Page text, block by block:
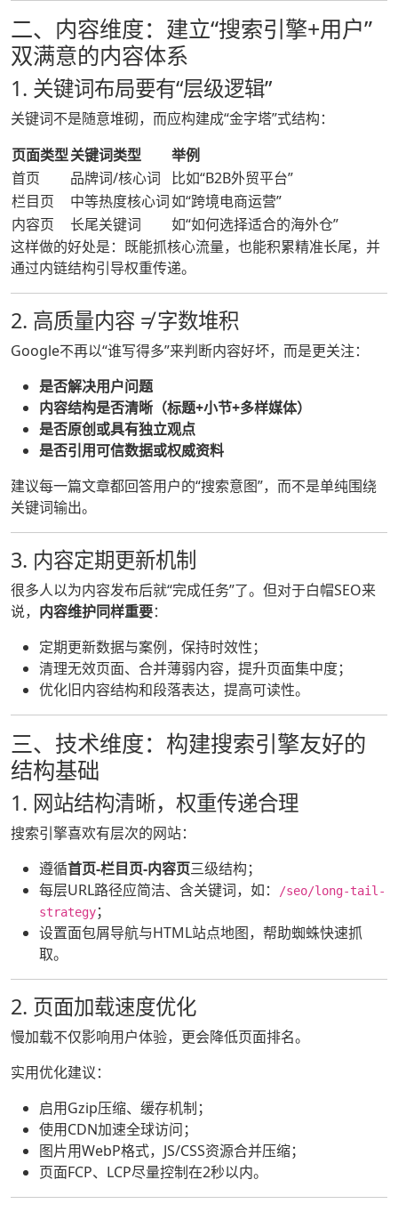
二、内容维度：建立“搜索引擎+用户”
双满意的内容体系
1. 关键词布局要有“层级逻辑”
关键词不是随意堆砌，而应构建成“金字塔”式结构：
页面类型关键词类型
举例
首页
品牌词/核心词
比如“B2B外贸平台”
栏目页
中等热度核心词如“跨境电商运营”
内容页
长尾关键词
如“如何选择适合的海外仓”
这样做的好处是：既能抓核心流量，也能积累精准长尾，并
通过内链结构引导权重传递。
2. 高质量内容 ≠ 字数堆积
Google不再以“谁写得多”来判断内容好坏，而是更关注：
是否解决用户问题
内容结构是否清晰（标题+小节+多样媒体）
是否原创或具有独立观点
是否引用可信数据或权威资料
建议每一篇文章都回答用户的“搜索意图”，而不是单纯围绕
关键词输出。
3. 内容定期更新机制
很多人以为内容发布后就“完成任务”了。但对于白帽SEO来
说， 内容维护同样重要：
定期更新数据与案例，保持时效性；
清理无效页面、合并薄弱内容，提升页面集中度；
优化旧内容结构和段落表达，提高可读性。
三、技术维度：构建搜索引擎友好的
结构基础
1. 网站结构清晰，权重传递合理
搜索引擎喜欢有层次的网站：
遵循首页-栏目页-内容页三级结构；
每层URL路径应简洁、含关键词，如：
/seo/long-tail-
strategy；
设置面包屑导航与HTML站点地图，帮助蜘蛛快速抓
取。
2. 页面加载速度优化
慢加载不仅影响用户体验，更会降低页面排名。
实用优化建议：
启用Gzip压缩、缓存机制；
使用CDN加速全球访问；
图片用WebP格式，JS/CSS资源合并压缩；
页面FCP、LCP尽量控制在2秒以内。